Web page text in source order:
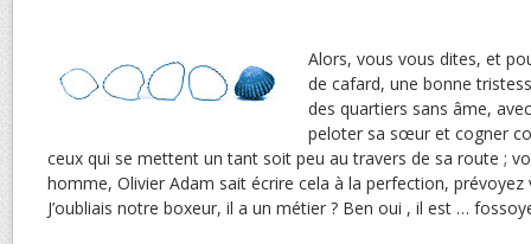
Alors, vous vous dites, et
de cafard, une bonne
des quartiers sans âme,
peloter sa sœur et cogner
ceux qui se mettent un tant soit peu au travers de sa route ;
homme, Olivier Adam sait écrire cela à la perfection,
J’oubliais notre boxeur, il a un métier ? Ben oui , il est …